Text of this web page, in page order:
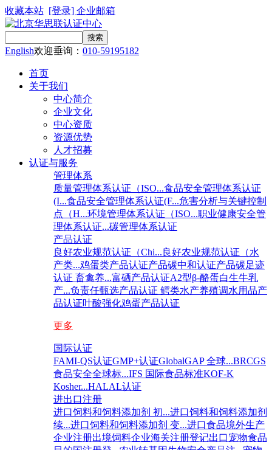
收藏本站 [登录] 企业邮箱
English欢迎垂询： 010-59195182
首页
关于我们
中心简介
企业文化
中心资质
资源优势
人才招募
认证与服务
管理体系
质量管理体系认证（ISO...食品安全管理体系认证
(I...食品安全管理体系认证(F...危害分析与关键控制
点（H...环境管理体系认证（ISO...职业健康安全管
理体系认证...碳管理体系认证
产品认证
良好农业规范认证（Chi...良好农业规范认证（水
产类...鸡蛋类产品认证产品碳中和认证产品碳足迹
认证 畜禽养...富硒产品认证A2型β-酪蛋白生牛乳
产...负责任甄选产品认证 鳄类水产养殖调水用品产
品认证叶酸强化鸡蛋产品认证
更多
国际认证
FAMI-QS认证GMP+认证GlobalGAP 全球...BRCGS
食品安全全球标...IFS 国际食品标准KOF-K
Kosher...HALAL认证
进出口注册
进口饲料和饲料添加剂 初...进口饲料和饲料添加剂
续...进口饲料和饲料添加剂 变...进口食品境外生产
企业注册出境饲料企业海关注册登记出口宠物食品